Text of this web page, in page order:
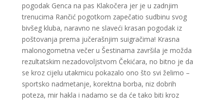
pogodak Genca na pas Klakočera jer je u zadnjim
trenucima Rančić pogotkom zapečatio sudbinu svog
bivšeg kluba, naravno ne slaveći krasan pogodak iz
poštovanja prema jučerašnjim suigračima! Krasna
malonogometna večer u Šestinama završila je možda
rezultatskim nezadovoljstvom Čekićara, no bitno je da
se kroz cijelu utakmicu pokazalo ono što svi želimo –
sportsko nadmetanje, korektna borba, niz dobrih
poteza, mir hakla i nadamo se da će tako biti kroz